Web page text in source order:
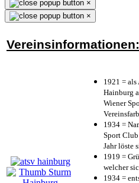
×
×
Vereinsinformationen:
1921 =
Hainburg
Wiener
1934 =
Sport
Jahr löste
1919 =
welcher
1934 =